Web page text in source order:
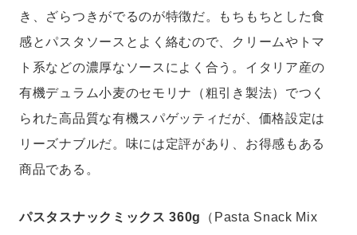
き、ざらつきがでるのが特徴だ。もちもちとした食
感とパスタソースとよく絡むので、クリームやトマ
ト系などの濃厚なソースによく合う。イタリア産の
有機デュラム小麦のセモリナ（粗引き製法）でつく
られた高品質な有機スパゲッティだが、価格設定は
リーズナブルだ。味には定評があり、お得感もある
商品である。
パスタスナックミックス 360g
（Pasta Snack Mix